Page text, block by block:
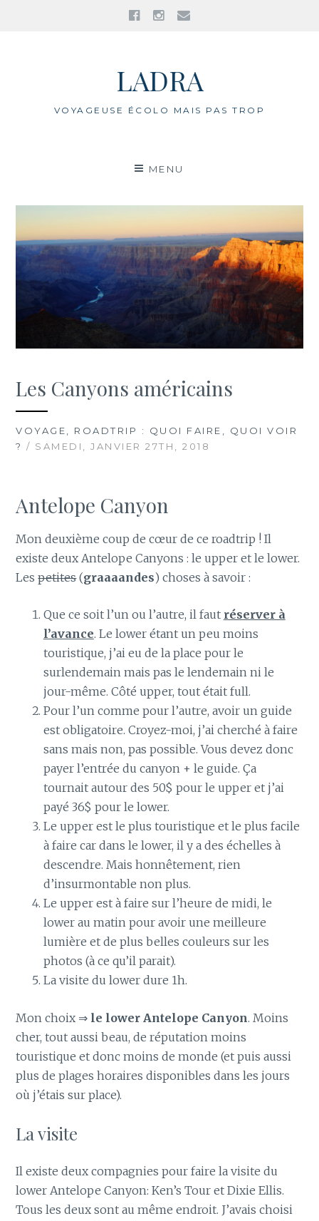
FacebookInstagram
LADRA
VOYAGEUSE ÉCOLO MAIS PAS TROP
MENU
Les Canyons américains
VOYAGE, ROADTRIP : QUOI FAIRE, QUOI VOIR
? / SAMEDI, JANVIER 27TH, 2018
Antelope Canyon
Mon deuxième coup de cœur de ce roadtrip ! Il
existe deux Antelope Canyons : le upper et le lower.
Lespetites(graaaandes) choses à savoir :
Que ce soit l’un ou l’autre, il faut réserver à
l’avance. Le lower étant un peu moins
touristique, j’ai eu de la place pour le
surlendemain mais pas le lendemain ni le
jour-même. Côté upper, tout était full.
Pour l’un comme pour l’autre, avoir un guide
est obligatoire. Croyez-moi, j’ai cherché à faire
sans mais non, pas possible. Vous devez donc
payer l’entrée du canyon + le guide. Ça
tournait autour des 50$ pour le upper et j’ai
payé 36$ pour le lower.
Le upper est le plus touristique et le plus facile
à faire car dans le lower, il y a des échelles à
descendre. Mais honnêtement, rien
d’insurmontable non plus.
Le upper est à faire sur l’heure de midi, le
lower au matin pour avoir une meilleure
lumière et de plus belles couleurs sur les
photos (à ce qu’il parait).
La visite du lower dure 1h.
Mon choix ⇒ le lower Antelope Canyon. Moins
cher, tout aussi beau, de réputation moins
touristique et donc moins de monde (et puis aussi
plus de plages horaires disponibles dans les jours
où j’étais sur place).
La visite
Il existe deux compagnies pour faire la visite du
lower Antelope Canyon: Ken’s Tour et Dixie Ellis.
Tous les deux sont au même endroit. J’avais choisi